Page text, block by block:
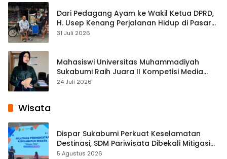
Dari Pedagang Ayam ke Wakil Ketua DPRD,
H. Usep Kenang Perjalanan Hidup di Pasar
Cisaat
31 Juli 2026
Mahasiswi Universitas Muhammadiyah
Sukabumi Raih Juara II Kompetisi Media
Pembelajaran Digital Tingkat Internasional
24 Juli 2026
Wisata
Dispar Sukabumi Perkuat Keselamatan
Destinasi, SDM Pariwisata Dibekali Mitigasi
hingga Teknik Evakuasi
5 Agustus 2026